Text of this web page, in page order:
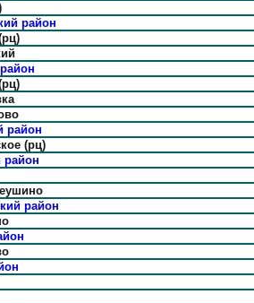
район
район
(рц)
район
район